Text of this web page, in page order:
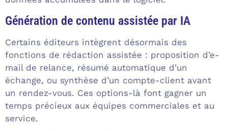
Génération de contenu assistée par IA
Certains éditeurs intègrent désormais des
fonctions de rédaction assistée : proposition d’e-
mail de relance, résumé automatique d’un
échange, ou synthèse d’un compte-client avant
un rendez-vous. Ces options-là font gagner un
temps précieux aux équipes commerciales et au
service.